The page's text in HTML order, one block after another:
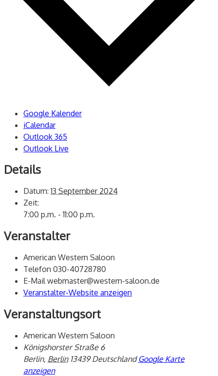
Google Kalender
iCalendar
Outlook 365
Outlook Live
Details
Datum: 13 September 2024
Zeit:
7:00 p.m. - 11:00 p.m.
Veranstalter
American Western Saloon
Telefon 030-40728780
E-Mailwebmaster@western-saloon.de
Veranstalter-Website anzeigen
Veranstaltungsort
American Western Saloon
Königshorster Straße 6
Berlin, Berlin 13439 Deutschland Google Karte
anzeigen